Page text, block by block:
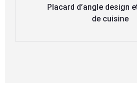
Placard d’angle design
de cuisine